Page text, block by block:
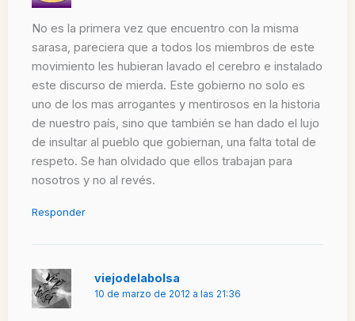
No es la primera vez que encuentro con la misma
sarasa, pareciera que a todos los miembros de este
movimiento les hubieran lavado el cerebro e instalado
este discurso de mierda. Este gobierno no solo es
uno de los mas arrogantes y mentirosos en la historia
de nuestro país, sino que también se han dado el lujo
de insultar al pueblo que gobiernan, una falta total de
respeto. Se han olvidado que ellos trabajan para
nosotros y no al revés.
Responder
viejodelabolsa
10 de marzo de 2012 a las 21:36